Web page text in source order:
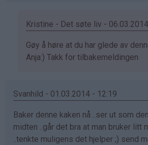
Kristine - Det søte liv -
Som
svar
Anja
(ikke
bekreftet)
Gøy å høre at du har glede av
Anja:) Takk for tilbakemeldingen
Svanhild - 01.03.2014 - 12:19
Baker denne kaken nå ..ser ut som
midten ..går det bra at man bruker litt
..tenkte muligens det hjelper ;) send